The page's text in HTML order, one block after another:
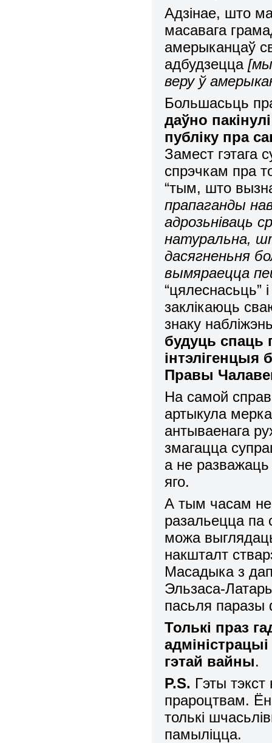
Адзінае, што
масавага
амерыканцаў
адбудзецца[мы
веру ў
Большасьць
даўно
публіку пра
Замест гэтага
спрэчкам пра
“тым, што
прапаганды
адрозьніваць
натуральна,
дасягненьня
вымяраецца
“цялеснасьць”
заклікаюць
знаку
будуць спаць
інтэлігенцыя
Правы
На самой
артыкула
антываенага
змагацца
а не разважаць
яго.
А тым часам
разальецца па
можа
накшталт
Масадыка з
Эльзаса-
пасьля паразы
Толькі праз
гэтай вайны.
P.S. Гэты тэкст
прароцтвам.
толькі
памыліцца.